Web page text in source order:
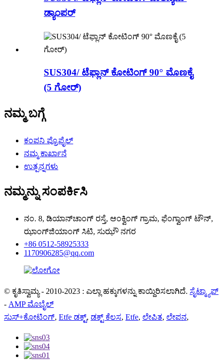
ಡ್ಯಾಂಪರ್
SUS304/ ಟೆಫ್ಲಾನ್ ಕೋಟಿಂಗ್ 90° ಮೊಣಕೈ
(5 ಗೋರ್)
ನಮ್ಮ ಬಗ್ಗೆ
ಕಂಪನಿ ಪ್ರೊಫೈಲ್
ನಮ್ಮ ಕಾರ್ಖಾನೆ
ಉತ್ಪನ್ನಗಳು
ನಮ್ಮನ್ನು ಸಂಪರ್ಕಿಸಿ
ನಂ. 8, ಡಿಯಾನ್‌ಚಾಂಗ್ ರಸ್ತೆ, ಆಂಕ್ವಿಂಗ್ ಗ್ರಾಮ, ಫೆಂಗ್ವಾಂಗ್ ಟೌನ್,
ಝಾಂಗ್‌ಜಿಯಾಂಗ್ ಸಿಟಿ, ಸುಝೌ ನಗರ
+86 0512-58925333
1170906285@qq.com
© ಕೃತಿಸ್ವಾಮ್ಯ - 2010-2023 : ಎಲ್ಲಾ ಹಕ್ಕುಗಳನ್ನು ಕಾಯ್ದಿರಿಸಲಾಗಿದೆ. ಸೈಟ್ಮ್ಯಾಪ್
- AMP ಮೊಬೈಲ್
ಸುಸ್+ಕೋಟಿಂಗ್, Etfe ಡಕ್ಟ್, ಡಕ್ಟ್ ಕೆಲಸ, Etfe, ಲೇಪಿತ, ಲೇಪನ,